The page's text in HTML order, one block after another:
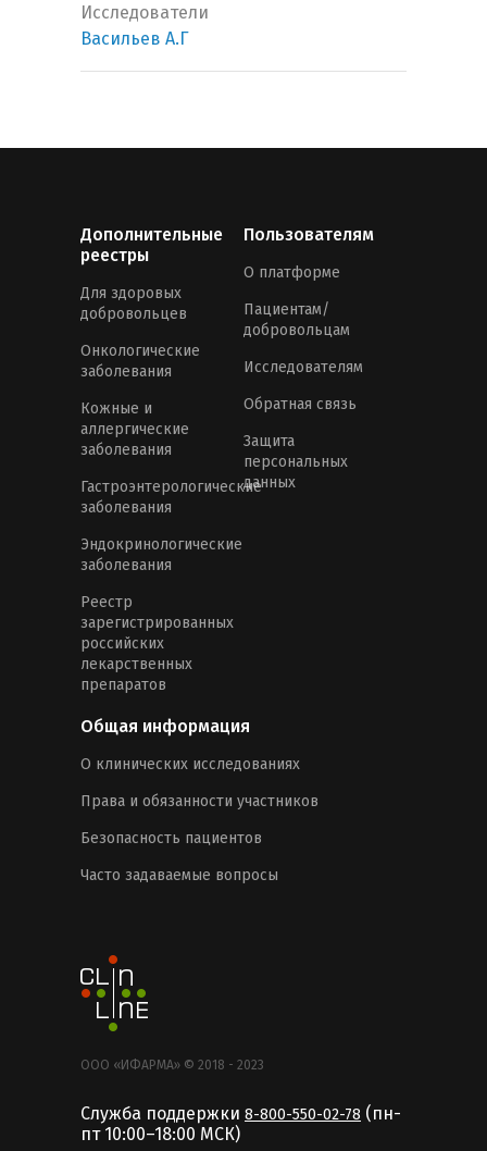
Исследователи
Васильев А.Г
Дополнительные
реестры
Для здоровых
добровольцев
Онкологические
заболевания
Кожные и
аллергические
заболевания
Гастроэнтерологические
заболевания
Эндокринологические
заболевания
Реестр
зарегистрированных
российских
лекарственных
препаратов
Пользователям
О платформе
Пациентам/
добровольцам
Исследователям
Обратная связь
Защита
персональных
данных
Общая информация
О клинических исследованиях
Права и обязанности участников
Безопасность пациентов
Часто задаваемые вопросы
ООО «ИФАРМА» © 2018 - 2023
Служба поддержки 8-800-550-02-78 (пн-
пт 10:00–18:00 MCК)